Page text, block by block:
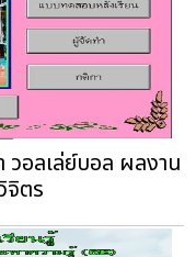
อลเล่ย์บอล ผลงาน
ตร